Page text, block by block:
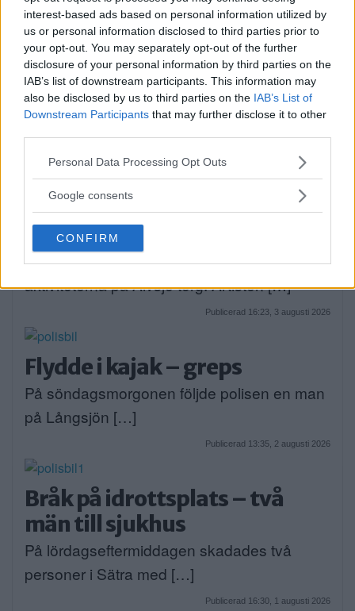
interest-based ads based on personal information utilized by
us or personal information disclosed to third parties prior to
your opt-out. You may separately opt-out of the further
disclosure of your personal information by third parties on the
IAB’s list of downstream participants. This information may
also be disclosed by us to third parties on the IAB’s List of
Downstream Participants that may further disclose it to other
Please note that this website/app uses one or more Google
not limited to your visit or usage behaviour. You may click to
use your data for below specified purposes in below Google
consent section.
Personal Data Processing Opt Outs
Google consents
CONFIRM
EXTERN PARTNER. Södra Stockholm är en
del av […]
Publicerad 05:03, 4 augusti 2026
Sommartorget i Älvsjö
öppnar: Familjärt
På måndagseftermiddagen öppnade
aktiviteterna på Älvsjö torg. Artisten […]
Publicerad 16:23, 3 augusti 2026
Flydde i kajak – greps
På söndagsmorgonen följde polisen en man
på Långsjön […]
Publicerad 13:35, 2 augusti 2026
Bråk på idrottsplats – två
män till sjukhus
På lördagseftermiddagen skadades två
personer i Sätra med […]
Publicerad 16:30, 1 augusti 2026